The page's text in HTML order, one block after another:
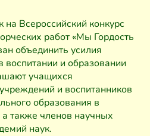
Всероссийский конкурс
работ «Мы Гордость
объединить усилия
воспитании и образовании
учащихся
и воспитанников
образования в
а также членов научных
наук.